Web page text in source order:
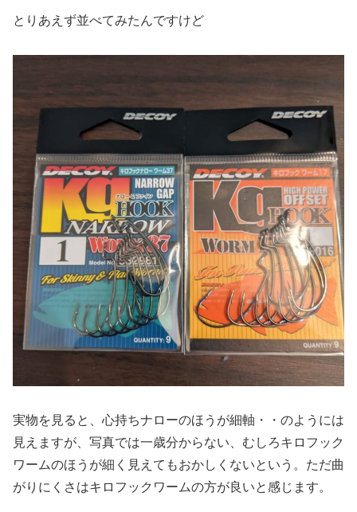
とりあえず並べてみたんですけど
実物を見ると、心持ちナローのほうが細軸・・のようには
見えますが、写真では一歳分からない、むしろキロフック
ワームのほうが細く見えてもおかしくないという。ただ曲
がりにくさはキロフックワームの方が良いと感じます。